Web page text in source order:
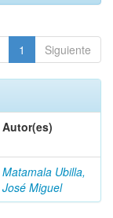
1 Siguiente
Autor(es)
Matamala Ubilla,
José Miguel